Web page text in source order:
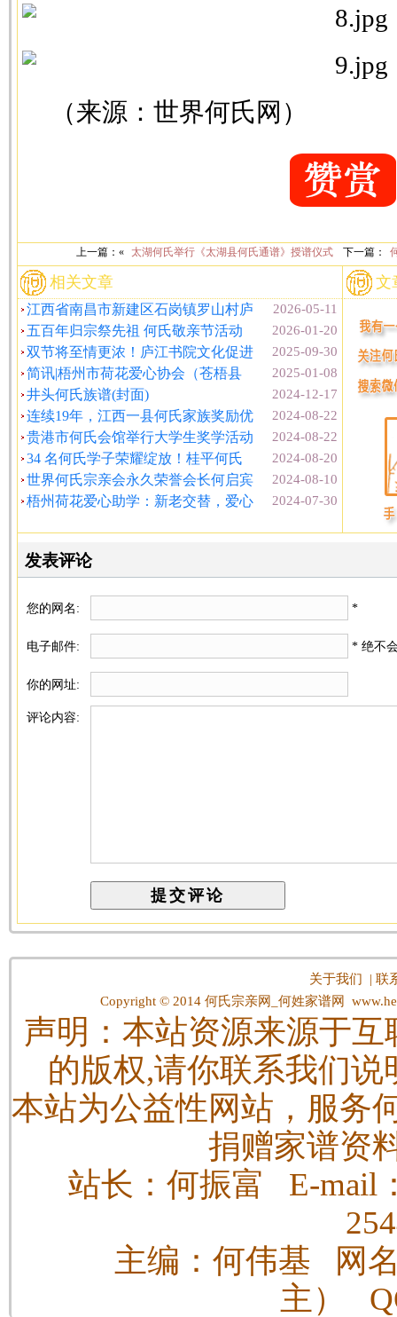
（来源：世界何氏网）
上一篇：« 太湖何氏举行《太湖县何氏通谱》授谱仪式 下一篇：
相关文章
2026-05-11
江西省南昌市新建区石岗镇罗山村庐
2026-01-20
五百年归宗祭先祖 何氏敬亲节活动
2025-09-30
双节将至情更浓！庐江书院文化促进
2025-01-08
简讯|梧州市荷花爱心协会（苍梧县
2024-12-17
井头何氏族谱(封面)
2024-08-22
连续19年，江西一县何氏家族奖励优
2024-08-22
贵港市何氏会馆举行大学生奖学活动
2024-08-20
34 名何氏学子荣耀绽放！桂平何氏
2024-08-10
世界何氏宗亲会永久荣誉会长何启宾
2024-07-30
梧州荷花爱心助学：新老交替，爱心
文
发表评论
您的网名: *
电子邮件: * 绝不
你的网址:
评论内容:
关于我们 |联
Copyright © 2014 何氏宗亲网_何姓家谱网
声明：本站资源来源于
的版权,请你联系我们
本站为公益性网站，服务
捐赠家谱资
站长：何振富 E-mail
主编：何伟基 网
主）